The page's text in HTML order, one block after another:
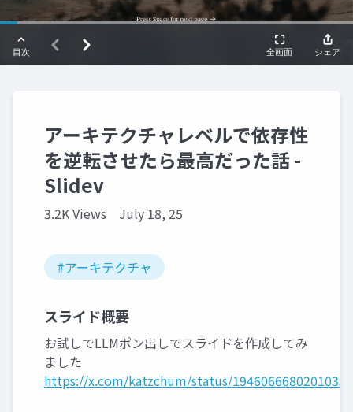
アーキテクチャレベルで依存性
を逆転させたら最高だった話 -
Slidev
3.2K Views July 18, 25
#アーキテクチャ
スライド概要
お試しでLLMポン出しでスライドを作成してみ
ました
https://x.com/katzchum/status/